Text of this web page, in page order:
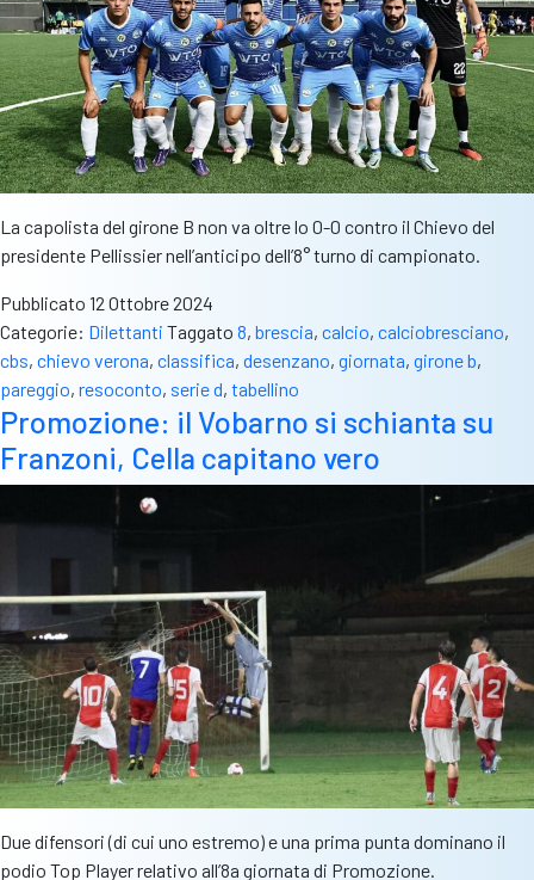
La capolista del girone B non va oltre lo 0-0 contro il Chievo del
presidente Pellissier nell’anticipo dell’8° turno di campionato.
Pubblicato 12 Ottobre 2024
Categorie: Dilettanti Taggato 8, brescia, calcio, calciobresciano,
cbs, chievo verona, classifica, desenzano, giornata, girone b,
pareggio, resoconto, serie d, tabellino
Promozione: il Vobarno si schianta su
Franzoni, Cella capitano vero
Due difensori (di cui uno estremo) e una prima punta dominano il
podio Top Player relativo all’8a giornata di Promozione.